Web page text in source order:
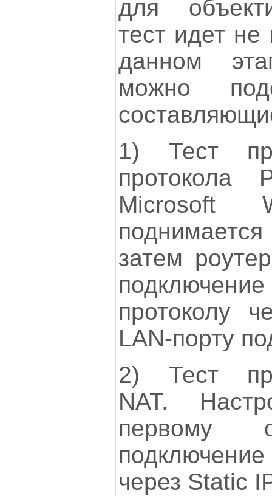
для
тест идет
данном
можно
1) Тест
Microsoft
затем
протоколу
LAN-порту
2) Тест
NAT.
первому
через Static